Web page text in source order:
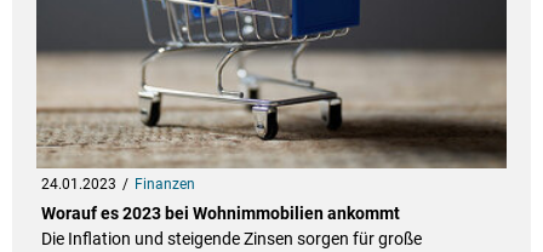
24.01.2023 Finanzen
Worauf es 2023 bei Wohnimmobilien ankommt
Die Inflation und steigende Zinsen sorgen für große